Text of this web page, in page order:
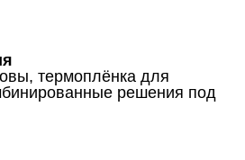
термоплёнка для
решения под